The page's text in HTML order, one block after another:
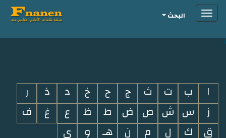
i
Toggleالبحث
ا ب ت ث ج ح خ د ذ
ر
ز
س ش ص ض ط ظ ع غ
ف
ق
ك ل م ن هـ و ي